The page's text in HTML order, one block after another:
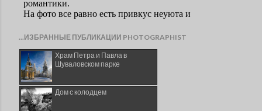
...ИЗБРАННЫЕ ПУБЛИКАЦИИ PHOTOGRAPHIST
Храм Петра и Павла в
Шуваловском парке
Дом с колодцем